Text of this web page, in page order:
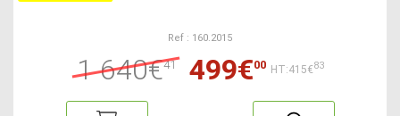
Ref : 160.2015
1 640€41 499€00 HT:415€83